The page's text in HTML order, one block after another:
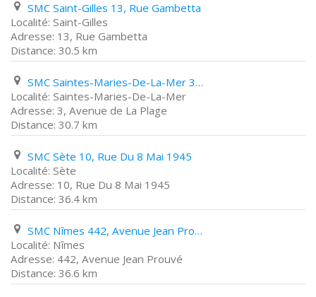
SMC Saint-Gilles 13, Rue Gambetta
Saint-Gilles
13, Rue Gambetta
30.5 km
SMC Saintes-Maries-De-La-Mer 3, Avenue de La Plage
Saintes-Maries-De-La-Mer
3, Avenue de La Plage
30.7 km
SMC Sète 10, Rue Du 8 Mai 1945
Sète
10, Rue Du 8 Mai 1945
36.4 km
SMC Nîmes 442, Avenue Jean Prouvé
Nîmes
442, Avenue Jean Prouvé
36.6 km